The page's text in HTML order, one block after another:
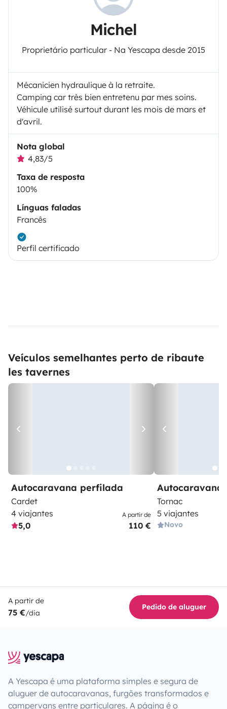
Michel
Proprietário particular - Na Yescapa desde 2015
Mécanicien hydraulique à la retraite.
Camping car très bien entretenu par mes soins.
Véhicule utilisé surtout durant les mois de mars et
d'avril.
Nota global
4,83/5
Taxa de resposta
100%
Línguas faladas
Francês
Perfil certificado
Veículos semelhantes perto de ribaute
les tavernes
Autocaravana perfilada
Cardet
4 viajantes
5,0
A partir de
110 €
Tornac
5 viajantes
Novo
A partir de
75 €/dia
Pedido de aluguer
A Yescapa é uma plataforma simples e segura de
aluguer de autocaravanas, furgões transformados e
campervans entre particulares. A página é o